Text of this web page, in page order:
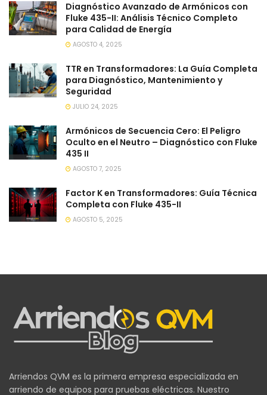
Diagnóstico Avanzado de Armónicos con
Fluke 435-II: Análisis Técnico Completo
para Calidad de Energía
AGOSTO 4, 2025
TTR en Transformadores: La Guía Completa
para Diagnóstico, Mantenimiento y
Seguridad
JULIO 24, 2025
Armónicos de Secuencia Cero: El Peligro
Oculto en el Neutro – Diagnóstico con Fluke
435 II
AGOSTO 7, 2025
Factor K en Transformadores: Guía Técnica
Completa con Fluke 435-II
AGOSTO 5, 2025
Arriendos QVM es la primera empresa especializada en
arriendo de equipos para pruebas eléctricas. Nuestro